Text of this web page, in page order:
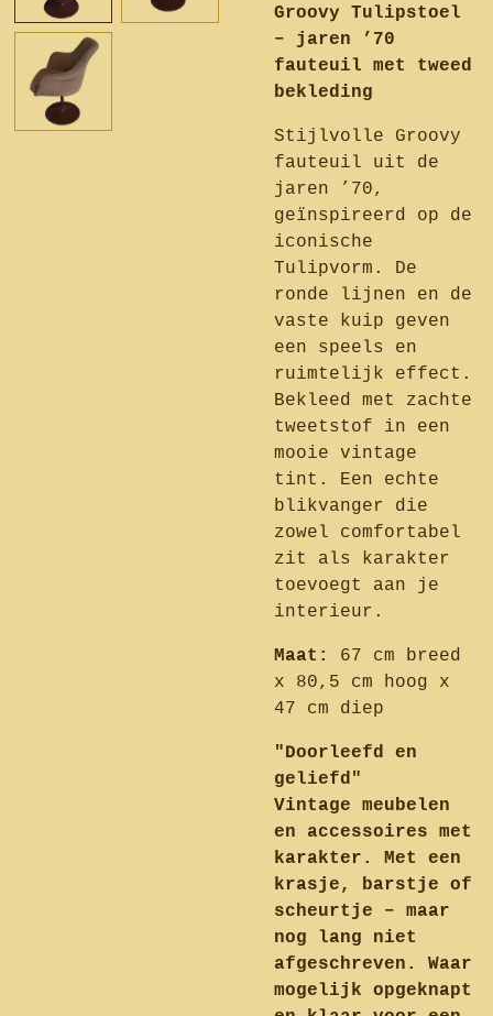
Groovy Tulipstoel
– jaren ’70
fauteuil met tweed
bekleding
Stijlvolle Groovy
fauteuil uit de
jaren ’70,
geïnspireerd op de
iconische
Tulipvorm. De
ronde lijnen en de
vaste kuip geven
een speels en
ruimtelijk effect.
Bekleed met zachte
tweetstof in een
mooie vintage
tint. Een echte
blikvanger die
zowel comfortabel
zit als karakter
toevoegt aan je
interieur.
Maat:
67 cm breed
x 80,5 cm hoog x
47 cm diep
"Doorleefd en
geliefd"
Vintage meubelen
en accessoires met
karakter. Met een
krasje, barstje of
scheurtje – maar
nog lang niet
afgeschreven. Waar
mogelijk opgeknapt